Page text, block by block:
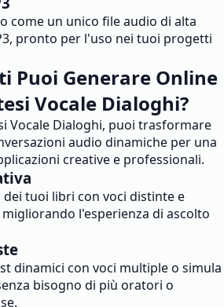
come un unico file audio di alta
pronto per l'uso nei tuoi progetti
Puoi Generare Online
Vocale Dialoghi?
Vocale Dialoghi, puoi trasformare
audio dinamiche per una
creative e professionali.
tuoi libri con voci distinte e
l'esperienza di ascolto
dinamici con voci multiple o simula
bisogno di più oratori o